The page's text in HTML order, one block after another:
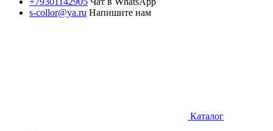
s-collor@ya.ru Напишите нам
Каталог